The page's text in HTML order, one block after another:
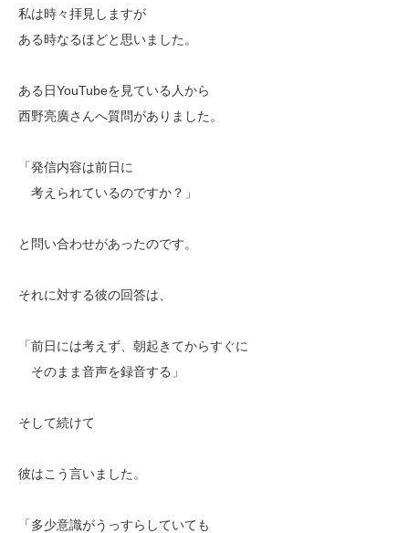
私は時々拝見しますが
ある時なるほどと思いました。
ある日YouTubeを見ている人から
西野亮廣さんへ質問がありました。
「発信内容は前日に
考えられているのですか？」
と問い合わせがあったのです。
それに対する彼の回答は、
「前日には考えず、朝起きてからすぐに
そのまま音声を録音する」
そして続けて
彼はこう言いました。
「多少意識がうっすらしていても